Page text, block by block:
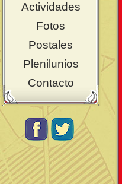
Actividades
Fotos
Postales
Plenilunios
Contacto